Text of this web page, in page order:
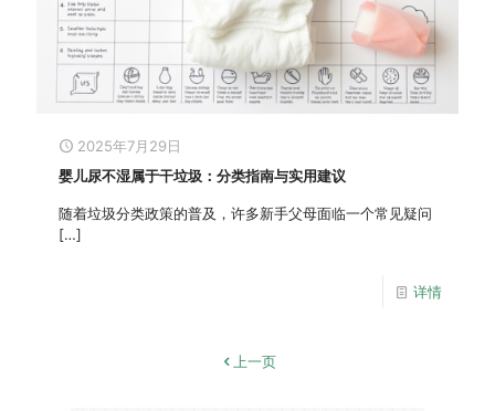
2025年7月29日
婴儿尿不湿属于干垃圾：分类指南与实用建议
随着垃圾分类政策的普及，许多新手父母面临一个常见疑问
[…]
详情
上一页